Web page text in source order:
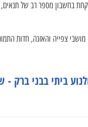
בחשבון מספר רב של
צפייה והאזנה, חדות
ביתי בבני ברק -